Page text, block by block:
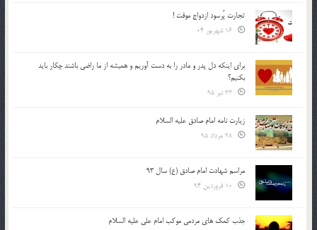
تجارت پُرسود ازدواج موقت !
براي اينكه دل پدر و مادر را به دست آوريم و هميشه از ما راضي باشند چكار بايد
بكنيم؟
زیارت نامه امام صادق علیه السلام
مراسم شهادت امام صادق (ع) سال 93
جذب کمک های مردمی موکب امام علی علیه السلام